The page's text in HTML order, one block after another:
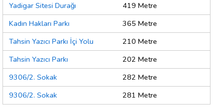
Yadigar Sitesi Durağı
419 Metre
Kadın Hakları Parkı
365 Metre
Tahsin Yazıcı Parkı İçi Yolu
210 Metre
Tahsin Yazıcı Parkı
202 Metre
9306/2. Sokak
282 Metre
9306/2. Sokak
281 Metre